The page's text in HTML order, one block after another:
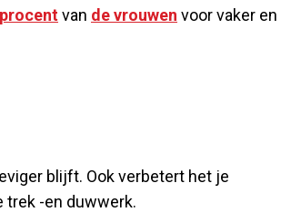
procentvan de vrouwen voor vaker en
blijft. Ook verbetert het je
trek -en duwwerk.